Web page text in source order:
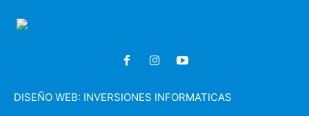
DISEÑO WEB: INVERSIONES INFORMATICAS